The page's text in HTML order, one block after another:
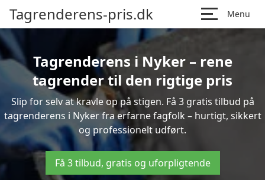
Tagrenderens-pris.dk Menu
Tagrenderens i Nyker – rene
tagrender til den rigtige pris
Slip for selv at kravle op på stigen. Få 3 gratis tilbud på
tagrenderens i Nyker fra erfarne fagfolk – hurtigt, sikkert
og professionelt udført.
Få 3 tilbud, gratis og uforpligtende